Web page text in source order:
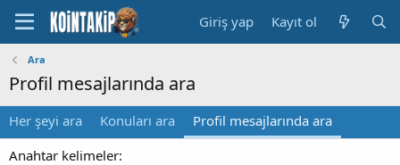
Giriş yap Kayıt ol
Ara
Profil mesajlarında ara
Her şeyi ara Konuları ara
Profil mesajlarında ara
Anahtar kelimeler